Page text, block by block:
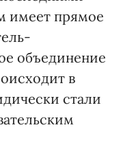
имеет прямое
объединение
в
стали